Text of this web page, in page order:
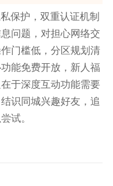
保护，双重认证机制
问题，对担心网络交
门槛低，分区规划清
能免费开放，新人福
于深度互动功能需要
识同城兴趣好友，追
试。